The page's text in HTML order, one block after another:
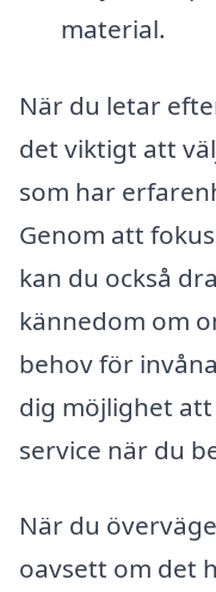
material.
När du letar
det viktigt att
som har
Genom att
kan du också
kännedom om
behov för
dig möjlighet
service när du
När du
oavsett om det